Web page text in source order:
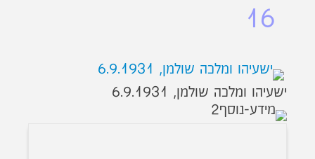
16
ישעיהו ומלכה שולמן, 6.9.1931